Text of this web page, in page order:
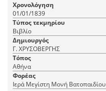
Χρονολόγηση
01/01/1839
Τύπος τεκμηρίου
Βιβλίο
Δημιουργός
Γ. ΧΡΥΣΟΒΕΡΓΗΣ
Τόπος
Αθήνα
Φορέας
Ιερά Μεγίστη Μονή Βατοπαιδίου